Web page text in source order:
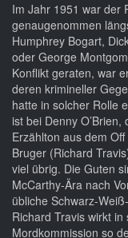
Im Jahr 1951 war der
genaugenommen
Humphrey Bogart,
oder George
Konflikt geraten, war
deren krimineller
hatte in solcher Rolle
ist bei Denny
Erzählton aus dem
Bruger (Richard
viel übrig. Die Guten
McCarthy-Ära nach
übliche Schwarz-
Richard Travis wirkt
Mordkommission so